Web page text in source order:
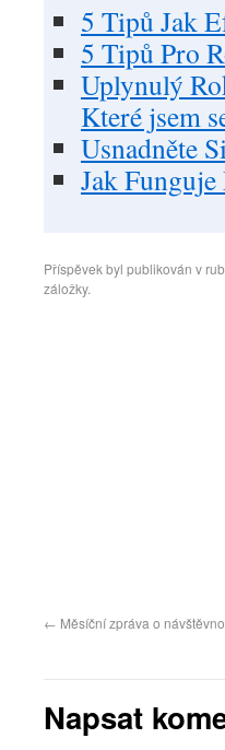
5 Tipů Jak
5 Tipů Pro
Uplynulý
Které jsem
Usnadněte
Jak
Příspěvek byl publikován v
záložky.
← Měsíční zpráva o
Napsat